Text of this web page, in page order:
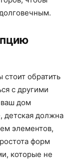
обратить
с другими
дом
детская должна
элементов,
форм
которые не